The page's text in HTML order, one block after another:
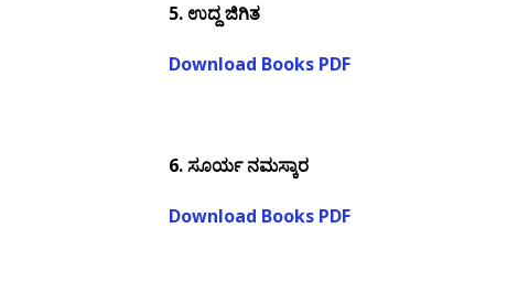
5. ಉದ್ದ ಜಿಗಿತ
Download Books PDF
6.ಸೂರ್ಯ ನಮಸ್ಕಾರ
Download Books PDF